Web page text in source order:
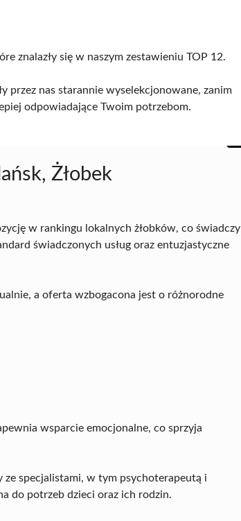
znalazły się w naszym zestawieniu TOP 12.
przez nas starannie wyselekcjonowane, zanim
odpowiadające Twoim potrzebom.
Żłobek
w rankingu lokalnych żłobków, co świadczy
świadczonych usług oraz entuzjastyczne
a oferta wzbogacona jest o różnorodne
wsparcie emocjonalne, co sprzyja
ze specjalistami, w tym psychoterapeutą i
do potrzeb dzieci oraz ich rodzin.